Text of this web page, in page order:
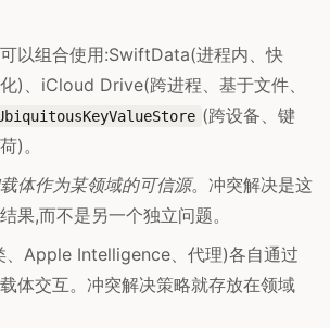
以组合使用:SwiftData(进程内、快
)、iCloud Drive(跨进程、基于文件、
(跨设备、键
)。
体作为某领域的可信源。冲突解决是这
果,而不是另一个独立问题。
、Apple Intelligence、代理)各自通过
体交互。冲突解决策略就存放在领域